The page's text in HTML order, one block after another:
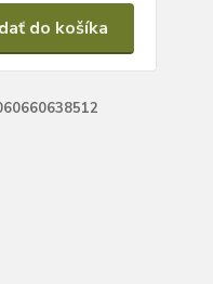
do košíka